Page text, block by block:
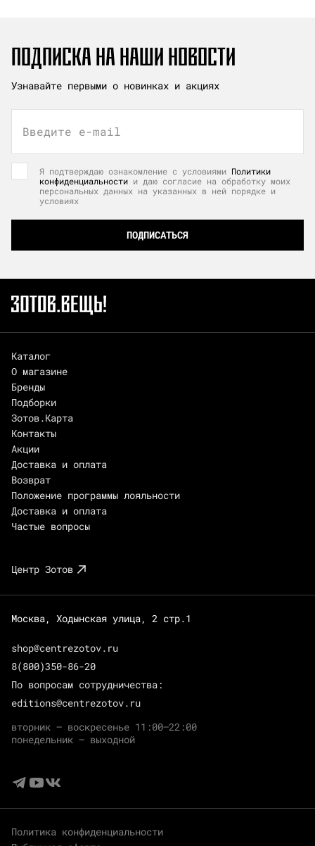
ПОДПИСКА НА НАШИ НОВОСТИ
Узнавайте первыми о новинках и акциях
Введите e-mail
Я подтверждаю ознакомление с условиями Политики
конфиденциальности и даю согласие на обработку моих
персональных данных на указанных в ней порядке и
условиях
ПОДПИСАТЬСЯ
Каталог
О магазине
Бренды
Подборки
Зотов.Карта
Контакты
Акции
Доставка и оплата
Возврат
Положение программы лояльности
Доставка и оплата
Частые вопросы
Центр Зотов
Москва, Ходынская улица, 2 стр.1
shop@centrezotov.ru
8(800)350-86-20
По вопросам сотрудничества:
editions@centrezotov.ru
вторник — воскресенье 11:00–22:00
понедельник — выходной
Политика конфиденциальности